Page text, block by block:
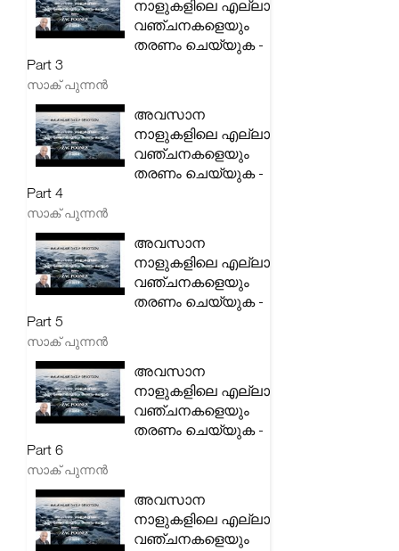
നാളുകളിലെ എല്ലാ
വഞ്ചനകളെയും
തരണം ചെയ്യുക -
Part 3
സാക് പുന്നൻ
അവസാന
നാളുകളിലെ എല്ലാ
വഞ്ചനകളെയും
തരണം ചെയ്യുക -
Part 4
സാക് പുന്നൻ
അവസാന
നാളുകളിലെ എല്ലാ
വഞ്ചനകളെയും
തരണം ചെയ്യുക -
Part 5
സാക് പുന്നൻ
അവസാന
നാളുകളിലെ എല്ലാ
വഞ്ചനകളെയും
തരണം ചെയ്യുക -
Part 6
സാക് പുന്നൻ
അവസാന
നാളുകളിലെ എല്ലാ
വഞ്ചനകളെയും